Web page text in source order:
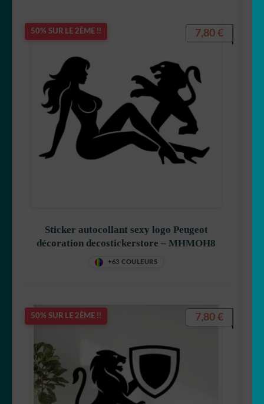
50% SUR LE 2ÈME !!
Sticker autocollant sexy logo Peugeot
décoration decostickerstore – MHMOH8
+63 COULEURS
7,80 €
50% SUR LE 2ÈME !! 7,80 €